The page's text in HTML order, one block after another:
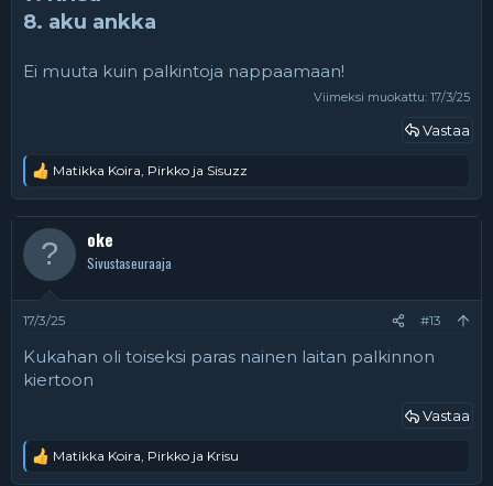
8. aku ankka
Ei muuta kuin palkintoja nappaamaan!
Viimeksi muokattu: 17/3/25
Vastaa
R
a
k
o
t
:
Matikka Koira Pirkko ja Sisuzz
oke
Sivustaseuraaja
17/3/25 #13
Kukahan oli toiseksi paras nainen laitan palkinnon
kiertoon
Vastaa
R
Matikka Koira, Pirkko ja Krisu